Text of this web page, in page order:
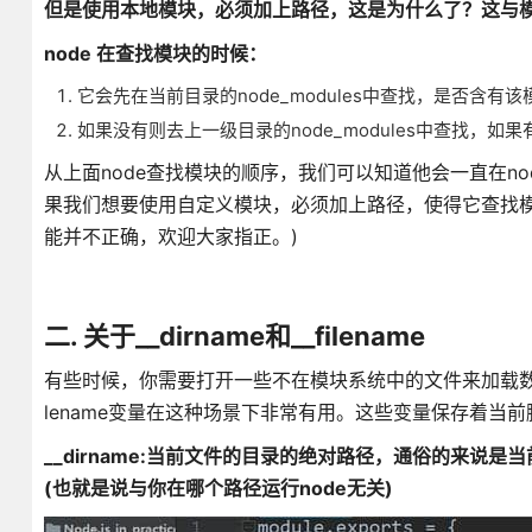
但是使用本地模块，必须加上路径，这是为什么了？这与
node 在查找模块的时候：
它会先在当前目录的node_modules中查找，是否含有该
如果没有则去上一级目录的node_modules中查找，如果
从上面node查找模块的顺序，我们可以知道他会一直在
果我们想要使用自定义模块，必须加上路径，使得它查
能并不正确，欢迎大家指正。)
二. 关于__dirname和__filename
有些时候，你需要打开一些不在模块系统中的文件来加
lename变量在这种场景下非常有用。这些变量保存着当
__dirname:当前文件的目录的绝对路径，通俗的来说是
(也就是说与你在哪个路径运行node无关)